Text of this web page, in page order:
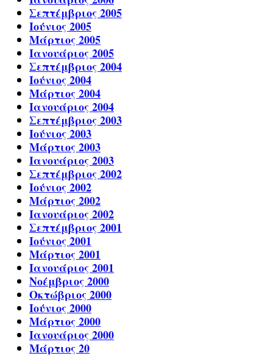
Σεπτέμβριος 2005
Ιούνιος 2005
Μάρτιος 2005
Ιανουάριος 2005
Σεπτέμβριος 2004
Ιούνιος 2004
Μάρτιος 2004
Ιανουάριος 2004
Σεπτέμβριος 2003
Ιούνιος 2003
Μάρτιος 2003
Ιανουάριος 2003
Σεπτέμβριος 2002
Ιούνιος 2002
Μάρτιος 2002
Ιανουάριος 2002
Σεπτέμβριος 2001
Ιούνιος 2001
Μάρτιος 2001
Ιανουάριος 2001
Νοέμβριος 2000
Οκτώβριος 2000
Ιούνιος 2000
Μάρτιος 2000
Ιανουάριος 2000
Μάρτιος 20